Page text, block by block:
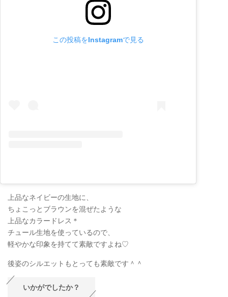
この投稿をInstagramで見る
上品なネイビーの生地に、
ちょこっとブラウンを混ぜたような
上品なカラードレス＊
チュール生地を使っているので、
軽やかな印象を持てて素敵ですよね♡
後姿のシルエットもとっても素敵です＾＾
いかがでしたか？